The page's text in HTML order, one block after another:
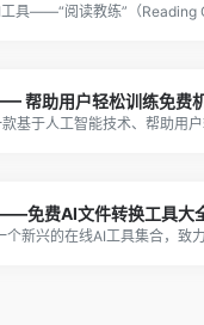
帮助用户轻松训练免费
免费AI文件转换工具大